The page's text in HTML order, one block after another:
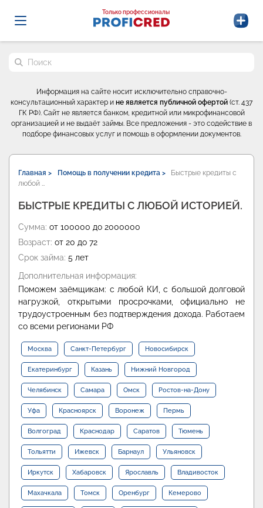
Probrokery - Только профессионалы
Только профессионалы
Поиск по сайту
Информация на сайте носит исключительно справочно-
консультационный характер и не является публичной офертой (ст. 437
ГК РФ). Сайт не является банком, кредитной или микрофинансовой
организацией и не выдаёт займы. Все предложения - это содействие в
подборе финансовых услуг и помощь в оформлении документов.
Главная > Помощь в получении кредита >
Быстрые кредиты с
любой …
БЫСТРЫЕ КРЕДИТЫ С ЛЮБОЙ ИСТОРИЕЙ.
Сумма: от 100000 до 2000000
Возраст: от 20 до 72
Срок займа: 5 лет
Дополнительная информация:
Поможем заёмщикам: с любой КИ, с большой долговой
нагрузкой, открытыми просрочками, официально не
трудоустроенным без подтверждения дохода. Работаем
со всеми регионами РФ
Москва Санкт-Петербург Новосибирск
Екатеринбург Казань Нижний Новгород
Челябинск Самара Омск Ростов-на-Дону
Уфа Красноярск Воронеж Пермь
Волгоград Краснодар Саратов Тюмень
Тольятти Ижевск Барнаул Ульяновск
Иркутск Хабаровск Ярославль Владивосток
Махачкала Томск Оренбург Кемерово